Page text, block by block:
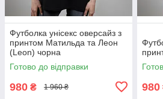
Футболка унісекс оверсайз з
принтом Матильда та Леон
(Leon) чорна
Готово до відправки
980 ₴ 1 960 ₴ 980